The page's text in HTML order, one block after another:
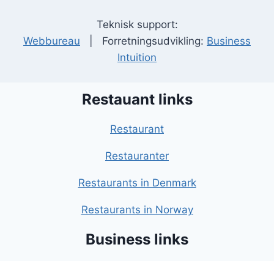
Teknisk support:
Webbureau | Forretningsudvikling: Business
Intuition
Restauant links
Restaurant
Restauranter
Restaurants in Denmark
Restaurants in Norway
Business links